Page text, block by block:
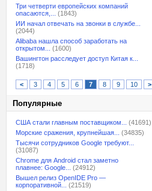
Три четверти европейских компаний
опасаются,...
(1843)
ИИ начал отвечать на звонки в службе...
(2044)
Alibaba нашла способ заработать на
открытом...
(1600)
Вашингтон расследует доступ Китая к...
(1718)
< 3 4 5 6 7 8 9 10 >
Популярные
США стали главным поставщиком...
(41691)
Морские сражения, крупнейшая...
(34835)
Тысячи сотрудников Google требуют...
(31087)
Chrome для Android стал заметно
плавнее: Google...
(24912)
Вышел релиз OpenIDE Pro —
корпоративной...
(21519)